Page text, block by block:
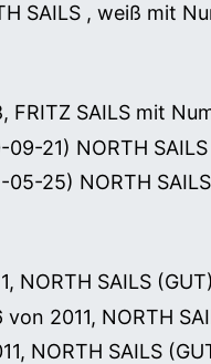
SAILS , weiß mit
FRITZ SAILS mit
21) NORTH
25) NORTH
NORTH SAILS (GUT)
2011, NORTH
NORTH SAILS